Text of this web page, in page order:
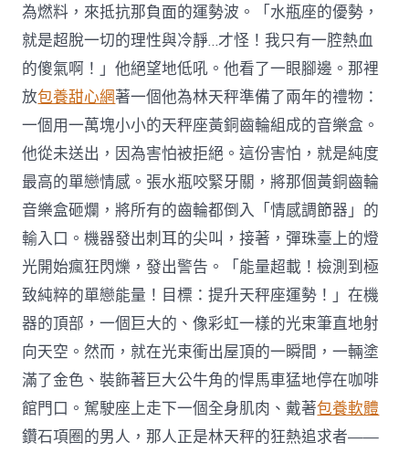
為燃料，來抵抗那負面的運勢波。「水瓶座的優勢，
就是超脫一切的理性與冷靜…才怪！我只有一腔熱血
的傻氣啊！」他絕望地低吼。他看了一眼腳邊。那裡
放包養甜心網著一個他為林天秤準備了兩年的禮物：
一個用一萬塊小小的天秤座黃銅齒輪組成的音樂盒。
他從未送出，因為害怕被拒絕。這份害怕，就是純度
最高的單戀情感。張水瓶咬緊牙關，將那個黃銅齒輪
音樂盒砸爛，將所有的齒輪都倒入「情感調節器」的
輸入口。機器發出刺耳的尖叫，接著，彈珠臺上的燈
光開始瘋狂閃爍，發出警告。「能量超載！檢測到極
致純粹的單戀能量！目標：提升天秤座運勢！」在機
器的頂部，一個巨大的、像彩虹一樣的光束筆直地射
向天空。然而，就在光束衝出屋頂的一瞬間，一輛塗
滿了金色、裝飾著巨大公牛角的悍馬車猛地停在咖啡
館門口。駕駛座上走下一個全身肌肉、戴著包養軟體
鑽石項圈的男人，那人正是林天秤的狂熱追求者——